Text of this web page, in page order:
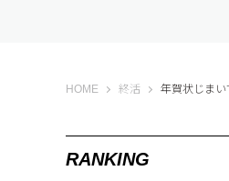
HOME 第三人生 〜寄り道の歩
終活 年賀状じま
RANKING